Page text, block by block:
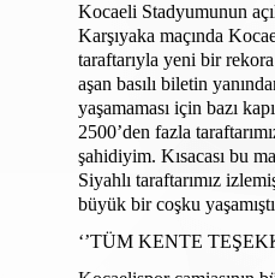
Kocaeli Stadyumunun
Karşıyaka maçında
taraftarıyla yeni bir
aşan basılı biletin
yaşamaması için bazı
2500’den fazla
şahidiyim. Kısacası bu
Siyahlı taraftarımız
büyük bir coşku
‘’TÜM KENTE